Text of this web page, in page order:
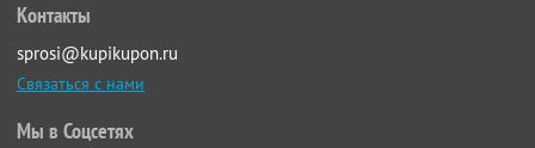
Контакты
sprosi@kupikupon.ru
Связаться с нами
Мы в Соцсетях